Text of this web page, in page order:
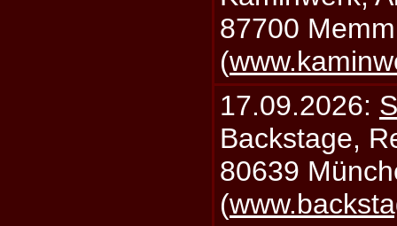
87700
(
17.09.2026:
Backstage,
80639
(